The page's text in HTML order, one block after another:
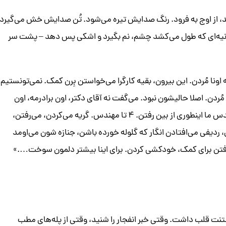
از اوج به فرود. رنگ صدایش تیره می‌شود. تُن صدایش خش می‌گیرد
ثانیه – چند ثانیه‌ای که طول می‌کشد چشم، نم بگیرد و اشکی پس دهد – پشت سر
مُردن. این بیرون، بقیه کارگرا می‌خواستن بِرن کمک. نمی‌تونستیم
اصلا حالیشون نبود. می‌گفت نه آقای دکتر، اون برادرمه، اون
دامادمه، اون رفیقمه زیر آوار مونده، باید برم. فقط ۴ تا مهندس ما اینطوری از بین رفتن. ۴ تا مهندس. گریه می‌کردن، می‌رفتن،
می‌افتادن، ردیفی می‌افتادن انگار که گلوله خورده باشن، جنازه شون می‌اومد
استنت قلب داشت. وقتی خبر انفجار را شنید، وقتی از پله‌های مطب